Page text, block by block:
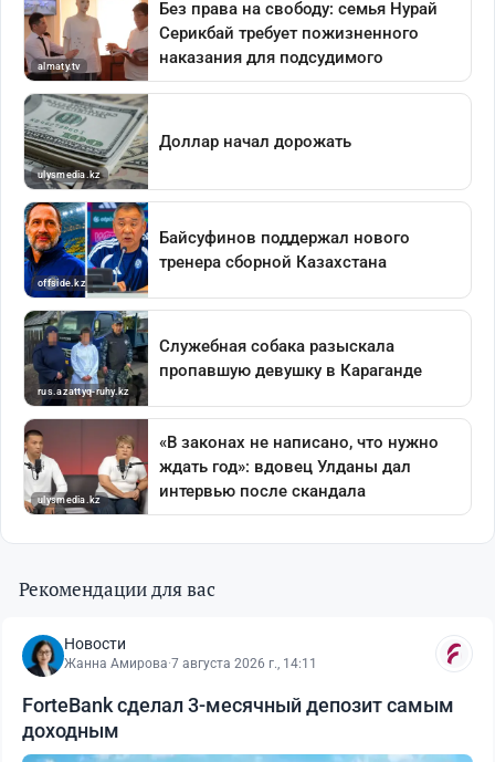
Рекомендации для вас
Новости
Жанна Амирова·7 августа 2026 г., 14:11
ForteBank сделал 3-месячный депозит самым
доходным